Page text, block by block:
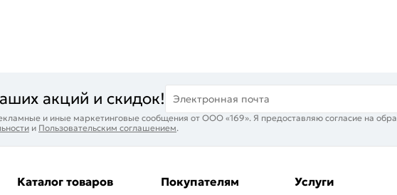
акций и скидок! Электронная почта
и иные маркетинговые сообщения от ООО «169». Я предоставляю согласие на
и Пользовательским соглашением.
Каталог товаров Покупателям Услуги